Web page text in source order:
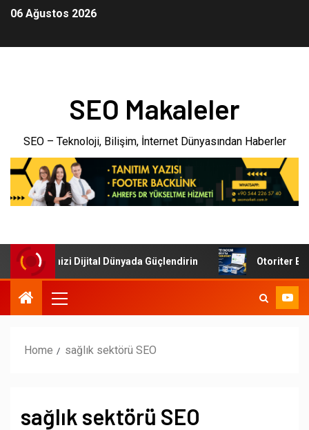
06 Ağustos 2026
SEO Makaleler
SEO – Teknoloji, Bilişim, İnternet Dünyasından Haberler
İşletmenizi Dijital Dünyada Güçlendirin Otoriter
Home sağlık sektörü SEO
sağlık sektörü SEO